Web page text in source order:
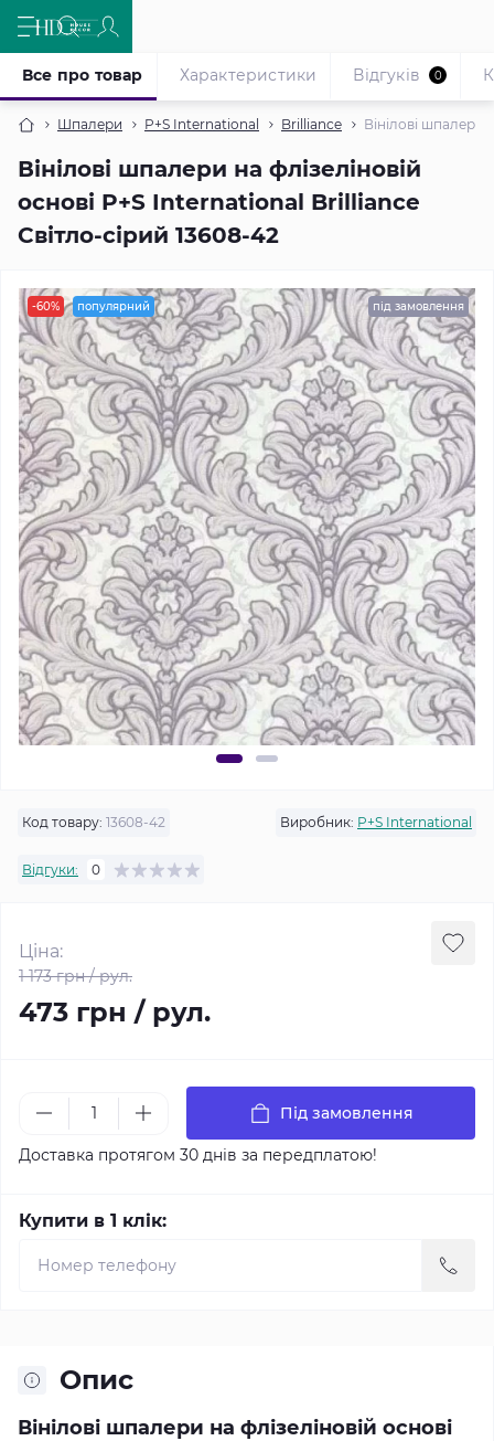
Шпалери P+S International Brilliance Вінілові шпалери
Вінілові шпалери на флізеліновій
основі P+S International Brilliance
Світло-сірий 13608-42
Все про товар Характеристики Відгуків 0
-60% популярний під замовлення
Код товару: 13608-42 Виробник: P+S International
Відгуки: 0
Ціна:
1 173 грн / рул.
473 грн / рул.
Під замовлення
Доставка протягом 30 днів за передплатою!
Купити в 1 клік:
Опис
Вінілові шпалери на флізеліновій основі